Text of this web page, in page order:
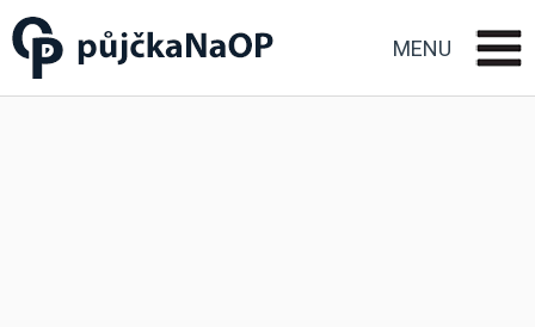
Půjčka na OP občanský
průkaz
MENU